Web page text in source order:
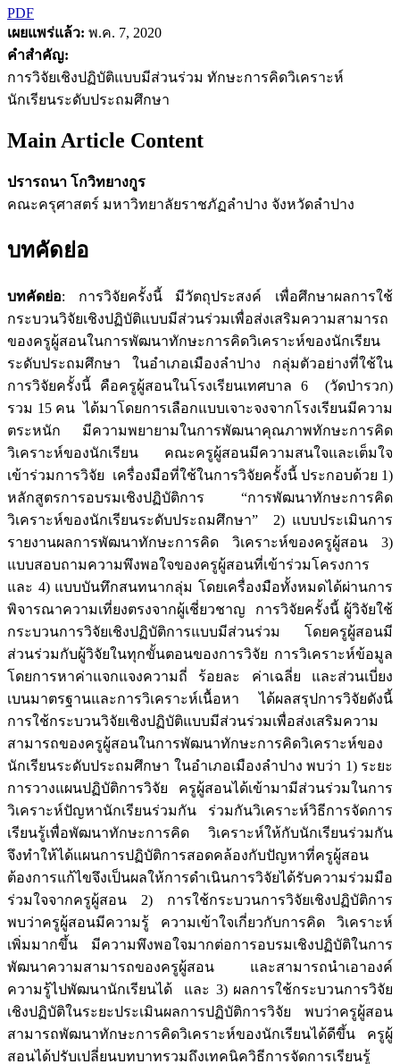
PDF
เผยแพร่แล้ว: พ.ค. 7, 2020
คำสำคัญ:
การวิจัยเชิงปฏิบัติแบบมีส่วนร่วม ทักษะการคิดวิเคราะห์
นักเรียนระดับประถมศึกษา
Main Article Content
ปรารถนา โกวิทยางกูร
คณะครุศาสตร์ มหาวิทยาลัยราชภัฏลําปาง จังหวัดลําปาง
บทคัดย่อ
บทคัดย่อ: การวิจัยครั้งนี้ มีวัตถุประสงค์ เพื่อศึกษาผลการใช้
กระบวนวิจัยเชิงปฏิบัติแบบมีส่วนร่วมเพื่อส่งเสริมความสามารถ
ของครูผู้สอนในการพัฒนาทักษะการคิดวิเคราะห์ของนักเรียน
ระดับประถมศึกษา ในอำเภอเมืองลำปาง กลุ่มตัวอย่างที่ใช้ใน
การวิจัยครั้งนี้ คือครูผู้สอนในโรงเรียนเทศบาล 6 (วัดป่ารวก)
รวม 15 คน ได้มาโดยการเลือกแบบเจาะจงจากโรงเรียนมีความ
ตระหนัก มีความพยายามในการพัฒนาคุณภาพทักษะการคิด
วิเคราะห์ของนักเรียน คณะครูผู้สอนมีความสนใจและเต็มใจ
เข้าร่วมการวิจัย เครื่องมือที่ใช้ในการวิจัยครั้งนี้ ประกอบด้วย 1)
หลักสูตรการอบรมเชิงปฏิบัติการ “การพัฒนาทักษะการคิด
วิเคราะห์ของนักเรียนระดับประถมศึกษา” 2) แบบประเมินการ
รายงานผลการพัฒนาทักษะการคิด วิเคราะห์ของครูผู้สอน 3)
แบบสอบถามความพึงพอใจของครูผู้สอนที่เข้าร่วมโครงการ
และ 4) แบบบันทึกสนทนากลุ่ม โดยเครื่องมือทั้งหมดได้ผ่านการ
พิจารณาความเที่ยงตรงจากผู้เชี่ยวชาญ การวิจัยครั้งนี้ ผู้วิจัยใช้
กระบวนการวิจัยเชิงปฏิบัติการแบบมีส่วนร่วม โดยครูผู้สอนมี
ส่วนร่วมกับผู้วิจัยในทุกขั้นตอนของการวิจัย การวิเคราะห์ข้อมูล
โดยการหาค่าแจกแจงความถี่ ร้อยละ ค่าเฉลี่ย และส่วนเบี่ยง
เบนมาตรฐานและการวิเคราะห์เนื้อหา ได้ผลสรุปการวิจัยดังนี้
การใช้กระบวนวิจัยเชิงปฏิบัติแบบมีส่วนร่วมเพื่อส่งเสริมความ
สามารถของครูผู้สอนในการพัฒนาทักษะการคิดวิเคราะห์ของ
นักเรียนระดับประถมศึกษา ในอำเภอเมืองลำปาง พบว่า 1) ระยะ
การวางแผนปฏิบัติการวิจัย ครูผู้สอนได้เข้ามามีส่วนร่วมในการ
วิเคราะห์ปัญหานักเรียนร่วมกัน ร่วมกันวิเคราะห์วิธีการจัดการ
เรียนรู้เพื่อพัฒนาทักษะการคิด วิเคราะห์ให้กับนักเรียนร่วมกัน
จึงทำให้ได้แผนการปฏิบัติการสอดคล้องกับปัญหาที่ครูผู้สอน
ต้องการแก้ไขจึงเป็นผลให้การดำเนินการวิจัยได้รับความร่วมมือ
ร่วมใจจากครูผู้สอน 2) การใช้กระบวนการวิจัยเชิงปฏิบัติการ
พบว่าครูผู้สอนมีความรู้ ความเข้าใจเกี่ยวกับการคิด วิเคราะห์
เพิ่มมากขึ้น มีความพึงพอใจมากต่อการอบรมเชิงปฏิบัติในการ
พัฒนาความสามารถของครูผู้สอน และสามารถนำเอาองค์
ความรู้ไปพัฒนานักเรียนได้ และ 3) ผลการใช้กระบวนการวิจัย
เชิงปฏิบัติในระยะประเมินผลการปฏิบัติการวิจัย พบว่าครูผู้สอน
สามารถพัฒนาทักษะการคิดวิเคราะห์ของนักเรียนได้ดีขึ้น ครูผู้
สอนได้ปรับเปลี่ยนบทบาทรวมถึงเทคนิควิธีการจัดการเรียนรู้